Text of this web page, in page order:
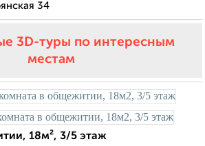
34
3D-туры по интересным
местам
18м², 3/5 этаж